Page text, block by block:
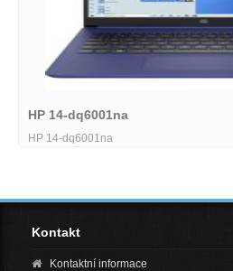
6990,-
Kontakt
Kontaktní informace